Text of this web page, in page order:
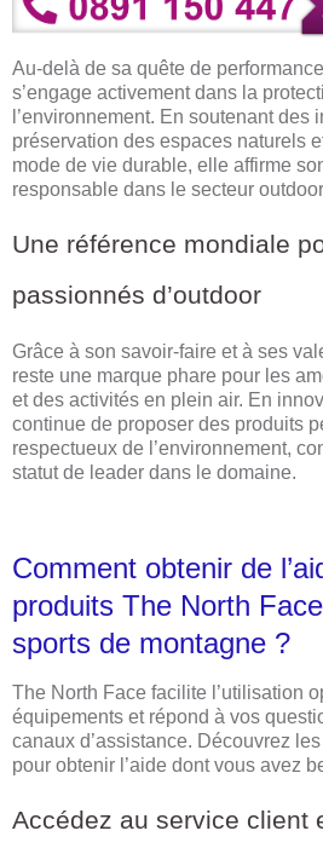
Au-delà de sa quête de
s’engage activement dans la
l’environnement. En soutenant des
préservation des espaces naturels
mode de vie durable, elle affirme
responsable dans le secteur
Une référence mondiale
passionnés d’outdoor
Grâce à son savoir-faire et à ses
reste une marque phare pour les
et des activités en plein air. En
continue de proposer des produits
respectueux de l’environnement,
statut de leader dans le domaine.
Comment obtenir de
produits The North
sports de montagne ?
The North Face facilite l’utilisation
équipements et répond à vos
canaux d’assistance. Découvrez
pour obtenir l’aide dont vous avez
Accédez au service client